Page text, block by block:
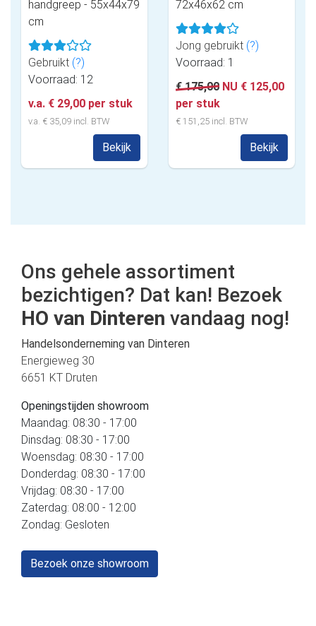
handgreep - 55x44x79
cm
Gebruikt (?)
Voorraad: 12
v.a. € 29,00 per stuk
v.a. € 35,09 incl. BTW
Bekijk
72x46x62 cm
Jong gebruikt (?)
Voorraad: 1
€ 175,00 NU € 125,00
per stuk
€ 151,25 incl. BTW
Bekijk
Ons gehele assortiment
bezichtigen? Dat kan! Bezoek
HO van Dinteren vandaag nog!
Handelsonderneming van Dinteren
Energieweg 30
6651 KT Druten
Openingstijden showroom
Maandag: 08:30 - 17:00
Dinsdag: 08:30 - 17:00
Woensdag: 08:30 - 17:00
Donderdag: 08:30 - 17:00
Vrijdag: 08:30 - 17:00
Zaterdag: 08:00 - 12:00
Zondag: Gesloten
Bezoek onze showroom